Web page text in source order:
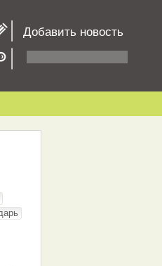
Добавить новость